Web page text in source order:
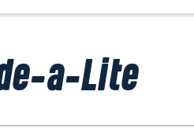
a-Lite